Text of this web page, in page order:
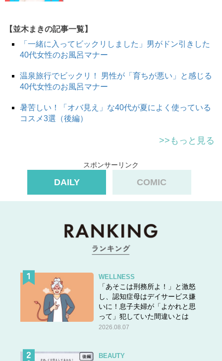
【並木まきの記事一覧】
「一緒に入ってビックリしました」男がドン引きした
40代女性のお風呂マナー
温泉旅行でビックリ！ 男性が「育ちが悪い」と感じる
40代女性のお風呂マナー
暑苦しい！「オバ見え」な40代が夏によく使っている
コスメ3選（後編）
>>もっと見る
スポンサーリンク
DAILY COMIC
WELLNESS
「あそこは刑務所よ！」と激怒
し、認知症母はデイサービス嫌
いに！息子夫婦が「よかれと思
って」犯していた間違いとは
2026.08.07
BEAUTY